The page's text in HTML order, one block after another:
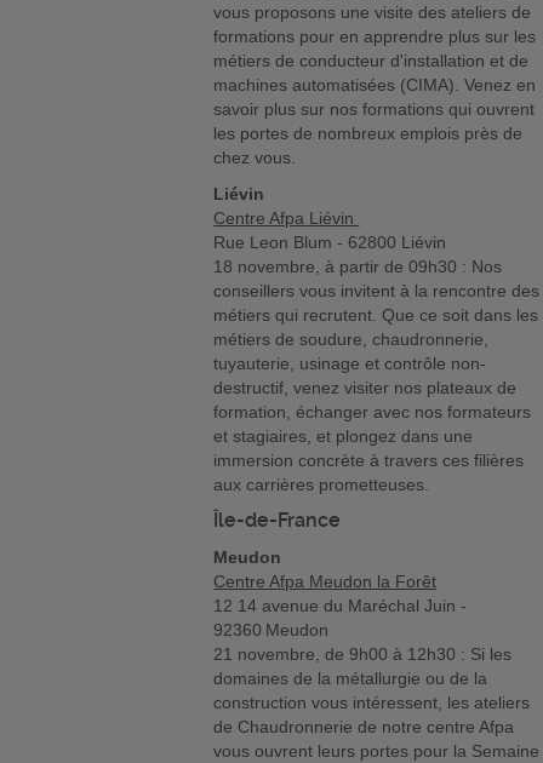
vous proposons une visite des ateliers de
formations pour en apprendre plus sur les
métiers de conducteur d'installation et de
machines automatisées (CIMA). Venez en
savoir plus sur nos formations qui ouvrent
les portes de nombreux emplois près de
chez vous.
Liévin
Centre Afpa Liévin
Rue Leon Blum - 62800 Liévin
18 novembre, à partir de 09h30 : Nos
conseillers vous invitent à la rencontre des
métiers qui recrutent. Que ce soit dans les
métiers de soudure, chaudronnerie,
tuyauterie, usinage et contrôle non-
destructif, venez visiter nos plateaux de
formation, échanger avec nos formateurs
et stagiaires, et plongez dans une
immersion concrète à travers ces filières
aux carrières prometteuses.
Île-de-France
Meudon
Centre Afpa Meudon la Forêt
12 14 avenue du Maréchal Juin -
92360 Meudon
21 novembre, de 9h00 à 12h30 : Si les
domaines de la métallurgie ou de la
construction vous intéressent, les ateliers
de Chaudronnerie de notre centre Afpa
vous ouvrent leurs portes pour la Semaine